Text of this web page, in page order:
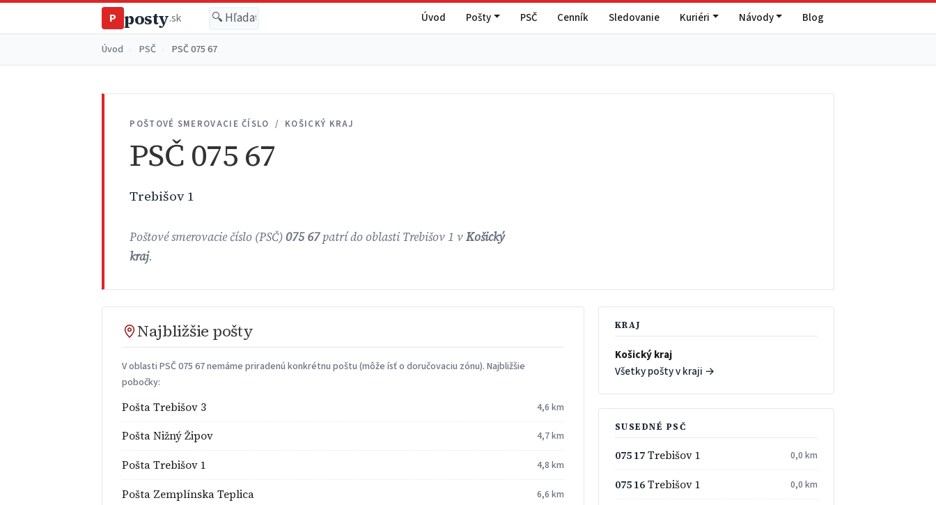
P posty.sk Úvod Pošty PSČ Cenník Sledovanie Kuriéri Návody Blog
Úvod PSČ PSČ 075 67
POŠTOVÉ SMEROVACIE ČÍSLO / KOŠICKÝ KRAJ
PSČ 075 67
Trebišov 1
Poštové smerovacie číslo (PSČ)075 67patrí do oblasti Trebišov 1 vKošický
kraj.
Najbližšie pošty
V oblasti PSČ 075 67 nemáme priradenú konkrétnu poštu (môže ísť o doručovaciu zónu). Najbližšie
pobočky:
Pošta Trebišov 3 4,6 km
Pošta Nižný Žipov 4,7 km
Pošta Trebišov 1 4,8 km
Pošta Zemplínska Teplica 6,6 km
KRAJ
Košický kraj
Všetky pošty v kraji →
SUSEDNÉ PSČ
075 17Trebišov 1 0,0 km
075 16Trebišov 1 0,0 km